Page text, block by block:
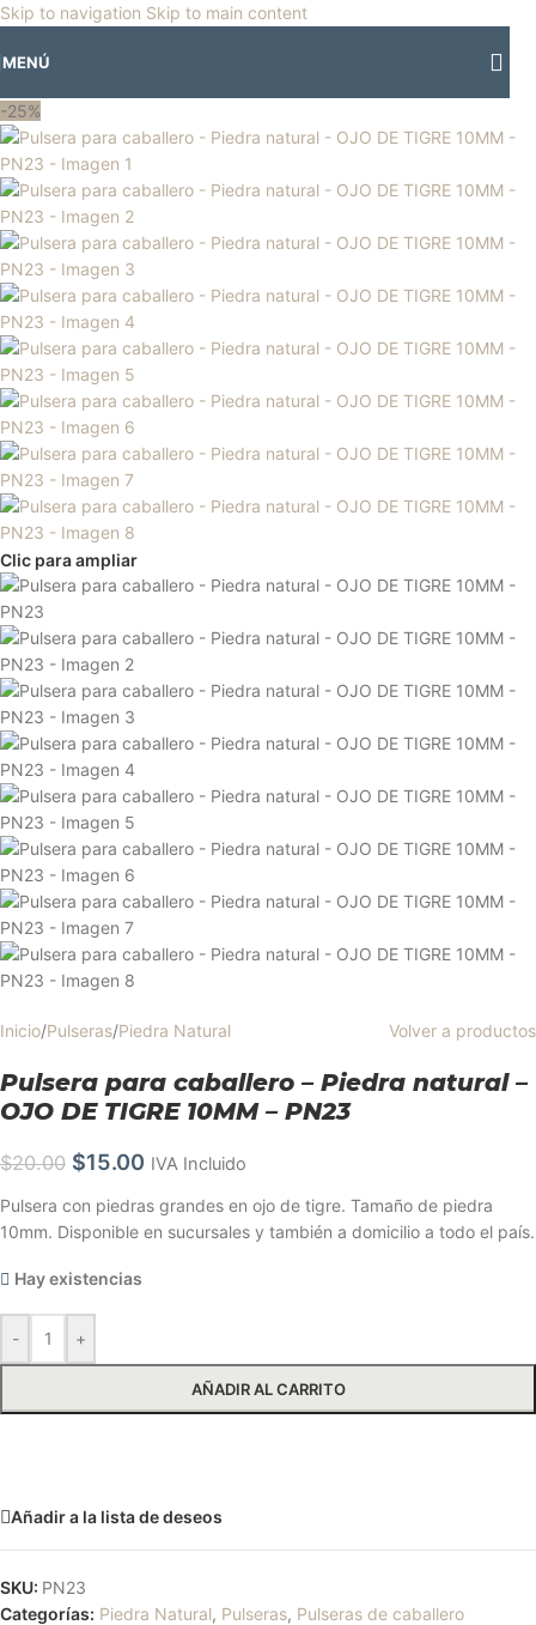
Skip to navigation Skip to main content
🎡Horario especial por vacaciones agostinas
MENÚ
-25%
Clic para ampliar
Inicio/Pulseras/Piedra Natural Volver a productos
Pulsera para caballero – Piedra natural –
OJO DE TIGRE 10MM – PN23
$20.00 $15.00 IVA Incluido
Pulsera con piedras grandes en ojo de tigre. Tamaño de piedra
10mm. Disponible en sucursales y también a domicilio a todo el país.
Hay existencias
- +
AÑADIR AL CARRITO
Añadir a la lista de deseos
SKU: PN23
Categorías: Piedra Natural, Pulseras, Pulseras de caballero